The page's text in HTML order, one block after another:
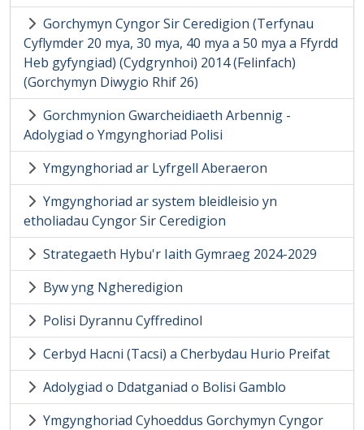
Gorchymyn Cyngor Sir Ceredigion (Terfynau
Cyflymder 20 mya, 30 mya, 40 mya a 50 mya a Ffyrdd
Heb gyfyngiad) (Cydgrynhoi) 2014 (Felinfach)
(Gorchymyn Diwygio Rhif 26)
Gorchmynion Gwarcheidiaeth Arbennig -
Adolygiad o Ymgynghoriad Polisi
Ymgynghoriad ar Lyfrgell Aberaeron
Ymgynghoriad ar system bleidleisio yn
etholiadau Cyngor Sir Ceredigion
Strategaeth Hybu'r Iaith Gymraeg 2024-2029
Byw yng Ngheredigion
Polisi Dyrannu Cyffredinol
Cerbyd Hacni (Tacsi) a Cherbydau Hurio Preifat
Adolygiad o Ddatganiad o Bolisi Gamblo
Ymgynghoriad Cyhoeddus Gorchymyn Cyngor